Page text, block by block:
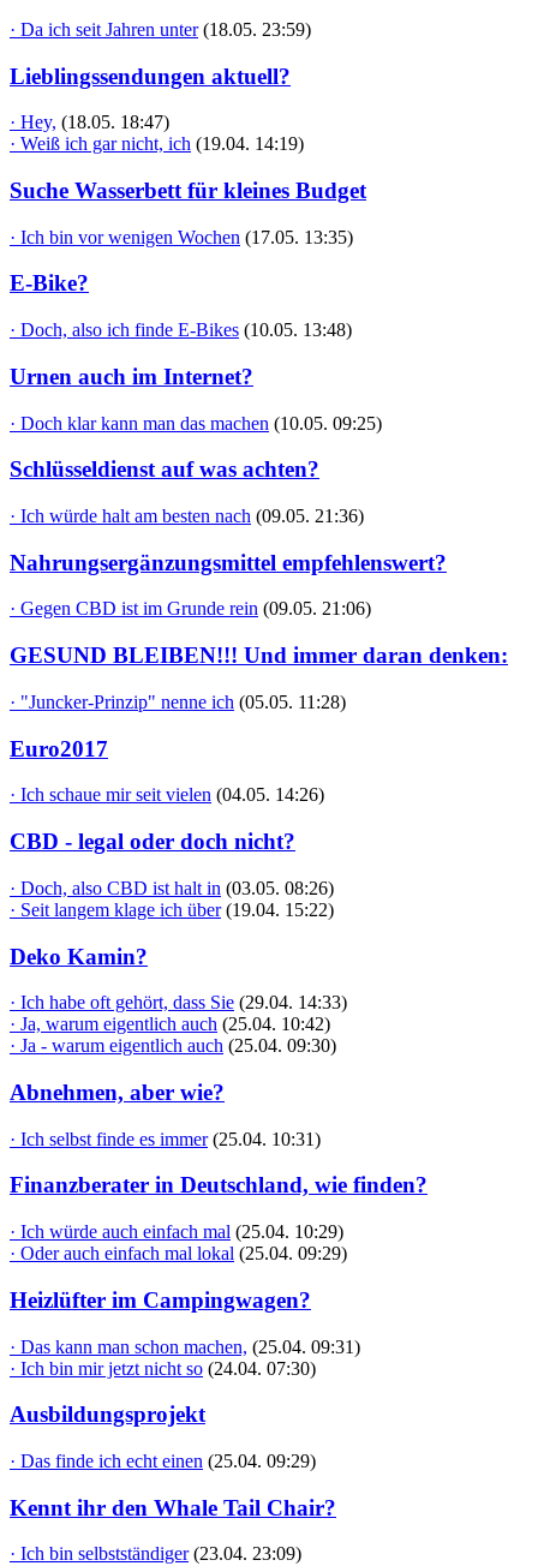
· Da ich seit Jahren unter (18.05. 23:59)
Lieblingssendungen aktuell?
· Hey, (18.05. 18:47)
· Weiß ich gar nicht, ich (19.04. 14:19)
Suche Wasserbett für kleines Budget
· Ich bin vor wenigen Wochen (17.05. 13:35)
E-Bike?
· Doch, also ich finde E-Bikes (10.05. 13:48)
Urnen auch im Internet?
· Doch klar kann man das machen (10.05. 09:25)
Schlüsseldienst auf was achten?
· Ich würde halt am besten nach (09.05. 21:36)
Nahrungsergänzungsmittel empfehlenswert?
· Gegen CBD ist im Grunde rein (09.05. 21:06)
GESUND BLEIBEN!!! Und immer daran denken:
· "Juncker-Prinzip" nenne ich (05.05. 11:28)
Euro2017
· Ich schaue mir seit vielen (04.05. 14:26)
CBD - legal oder doch nicht?
· Doch, also CBD ist halt in (03.05. 08:26)
· Seit langem klage ich über (19.04. 15:22)
Deko Kamin?
· Ich habe oft gehört, dass Sie (29.04. 14:33)
· Ja, warum eigentlich auch (25.04. 10:42)
· Ja - warum eigentlich auch (25.04. 09:30)
Abnehmen, aber wie?
· Ich selbst finde es immer (25.04. 10:31)
Finanzberater in Deutschland, wie finden?
· Ich würde auch einfach mal (25.04. 10:29)
· Oder auch einfach mal lokal (25.04. 09:29)
Heizlüfter im Campingwagen?
· Das kann man schon machen, (25.04. 09:31)
· Ich bin mir jetzt nicht so (24.04. 07:30)
Ausbildungsprojekt
· Das finde ich echt einen (25.04. 09:29)
Kennt ihr den Whale Tail Chair?
· Ich bin selbstständiger (23.04. 23:09)